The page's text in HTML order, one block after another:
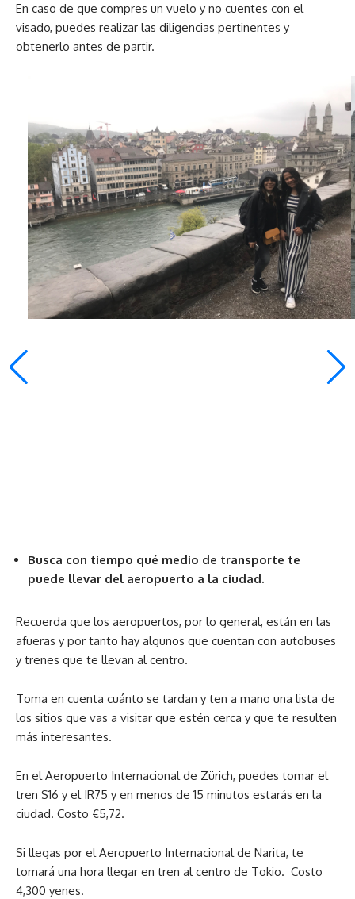
En caso de que compres un vuelo y no cuentes con el
visado, puedes realizar las diligencias pertinentes y
obtenerlo antes de partir.
Busca con tiempo qué medio de transporte te
puede llevar del aeropuerto a la ciudad.
Recuerda que los aeropuertos, por lo general, están en las
afueras y por tanto hay algunos que cuentan con autobuses
y trenes que te llevan al centro.
Toma en cuenta cuánto se tardan y ten a mano una lista de
los sitios que vas a visitar que estén cerca y que te resulten
más interesantes.
En el Aeropuerto Internacional de Zürich, puedes tomar el
tren S16 y el IR75 y en menos de 15 minutos estarás en la
ciudad. Costo €5,72.
Si llegas por el Aeropuerto Internacional de Narita, te
tomará una hora llegar en tren al centro de Tokio. Costo
4,300 yenes.